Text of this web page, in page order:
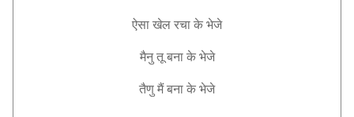
ऐसा खेल रचा के भेजे
मैनु तू बना के भेजे
तैणु मैं बना के भेजे